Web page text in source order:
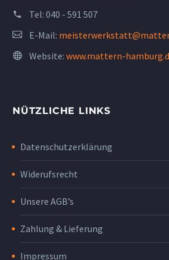
Tel: 040 - 591 507
E-Mail:
Website: www.mattern-
NÜTZLICHE LINKS
Datenschutzerklärung
Widerufsrecht
Unsere AGB’s
Zahlung & Lieferung
Impressum